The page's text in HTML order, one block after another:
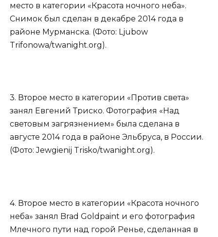
место в категории «Красота ночного неба».
Снимок был сделан в декабре 2014 года в
районе Мурманска. (Фото: Ljubow
Trifonowa/twanight.org).
3. Второе место в категории «Против света»
занял Евгений Триско. Фотография «Над
световым загрязнением» была сделана в
августе 2014 года в районе Эльбруса, в России.
(Фото: Jewgienij Trisko/twanight.org).
4. Второе место в категории «Красота ночного
неба» занял Brad Goldpaint и его фотография
Млечного пути над горой Ренье, сделанная в